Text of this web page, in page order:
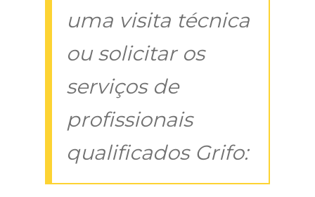
uma visita técnica
ou solicitar os
serviços de
profissionais
qualificados Grifo: